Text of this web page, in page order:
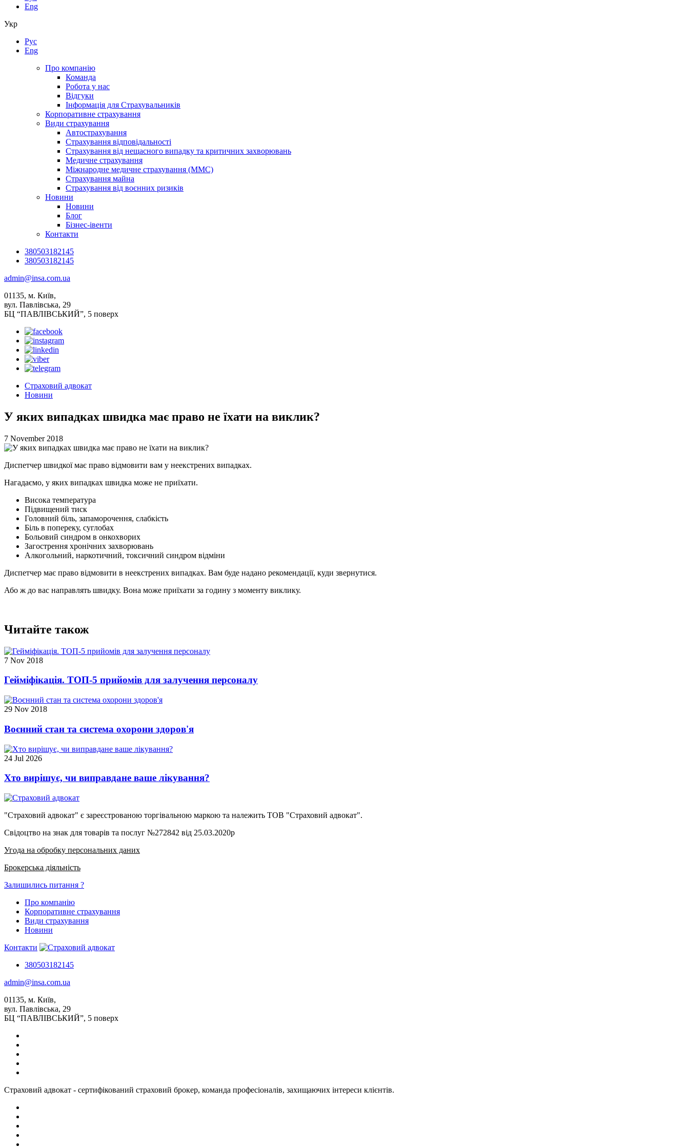
Eng
Укр
Рус
Eng
Про компанію
Команда
Робота у нас
Відгуки
Інформація для Страхувальників
Корпоративне страхування
Види страхування
Автострахування
Страхування відповідальності
Страхування від нещасного випадку та критичних захворювань
Медичне страхування
Міжнародне медичне страхування (ММС)
Страхування майна
Страхування від воєнних ризиків
Новини
Новини
Блог
Бізнес-івенти
Контакти
380503182145
380503182145
admin@insa.com.ua
01135, м. Київ,
вул. Павлівська, 29
БЦ “ПАВЛІВСЬКИЙ”, 5 поверх
Страховий адвокат
Новини
У яких випадках швидка має право не їхати на виклик?
7 November 2018
Диспетчер швидкої має право відмовити вам у неекстрених випадках.
Нагадаємо, у яких випадках швидка може не приїхати.
Висока температура
Підвищений тиск
Головний біль, запаморочення, слабкість
Біль в попереку, суглобах
Больовий синдром в онкохворих
Загострення хронічних захворювань
Алкогольний, наркотичний, токсичний синдром відміни
Диспетчер має право відмовити в неекстрених випадках. Вам буде надано рекомендації, куди звернутися.
Або ж до вас направлять швидку. Вона може приїхати за годину з моменту виклику.
Читайте також
7 Nov 2018
Гейміфікація. ТОП-5 прийомів для залучення персоналу
29 Nov 2018
Воєнний стан та система охорони здоров'я
24 Jul 2026
Хто вирішує, чи виправдане ваше лікування?
"Страховий адвокат" є зареєстрованою торгівальною маркою та належить ТОВ "Страховий адвокат".
Свідоцтво на знак для товарів та послуг №272842 від 25.03.2020р
Угода на обробку персональних даних
Брокерська діяльність
Залишились питання ?
Про компанію
Корпоративне страхування
Види страхування
Новини
Контакти
380503182145
admin@insa.com.ua
01135, м. Київ,
вул. Павлівська, 29
БЦ “ПАВЛІВСЬКИЙ”, 5 поверх
Страховий адвокат - сертифікований страховий брокер, команда професіоналів, захищаючих інтереси клієнтів.